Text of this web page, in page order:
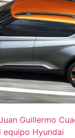
Guillermo
Hyundai